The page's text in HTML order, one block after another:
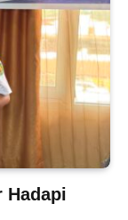
Hadapi